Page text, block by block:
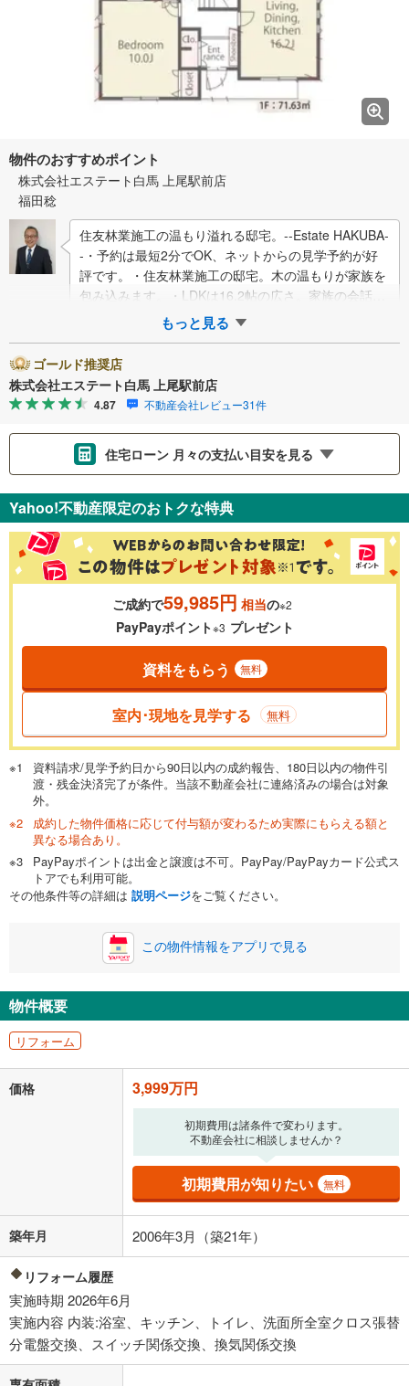
物件のおすすめポイント
株式会社エステート白馬 上尾駅前店
福田稔
住友林業施工の温もり溢れる邸宅。--Estate HAKUBA-
-・予約は最短2分でOK、ネットからの見学予約が好
評です。・住友林業施工の邸宅。木の温もりが家族を
包み込みます。・LDKは16.2帖の広さ。家族の会話が
自然と弾みます…もっと見る
ゴールド推奨店
株式会社エステート白馬 上尾駅前店
4.87 不動産会社レビュー31件
住宅ローン 月々の支払い目安を見る
金利 ％
0.01%
一般的には最長35年まで借り入れ可能です。多くの金融機関
が完済時の年齢は80歳までを条件としています。
閉じる
頭金 万円
0万円 3,999万円
自己資金から住宅購入にかけられる金額を入力してくださ
い。一般的には物件価格の2割までが目安です。
閉じる
ボーナス
万円
0円
ナス時の増額分（1回分）を入力してください。
ボーナス払いの限度額は金融機関によって異なります。
閉じる
月々の返済額
「金利」については、ご利用を予定されている金融機関等にご確認の
る値は、実際の金融機関等における貸出金利とは何ら関係がなく、実際
の金融機関等における貸出金利を何ら保証するものではありません。返
済方法「元利均等返済」にて算出しております。入力された金利を35年
適用した場合の計算結果を表示しています。
その他月額費用や、初期費用がかかります。ご注意ください。実際にお
借り入れの際は各金融機関等に、必ずご自身でご確認をお願いいたしま
す。
条件によってお借り入れができないことがあります。
不動産会社に購入相談をする
閉じる
Yahoo!不動産限定のおトクな特典
ご成約で59,985円 相当の※2
PayPayポイント※3 プレゼント
資料をもらう 無料
室内･現地を見学する 無料
資料請求/見学予約日から90日以内の成約報告、180日以内の物件引
渡・残金決済完了が条件。当該不動産会社に連絡済みの場合は対象
外。
成約した物件価格に応じて付与額が変わるため実際にもらえる額と
異なる場合あり。
PayPayポイントは出金と譲渡は不可。PayPay/PayPayカード公式ス
トアでも利用可能。
その他条件等の詳細は 説明ページをご覧ください。
この物件情報をアプリで見る
物件概要
リフォーム
価格 3,999万円
初期費用は諸条件で変わります。
不動産会社に相談しませんか？
初期費用が知りたい 無料
築年月 2006年3月（築21年）
リフォーム履歴
実施時期 2026年6月
実施内容 内装:浴室、キッチン、トイレ、洗面所全室クロス張替
分電盤交換、スイッチ関係交換、換気関係交換